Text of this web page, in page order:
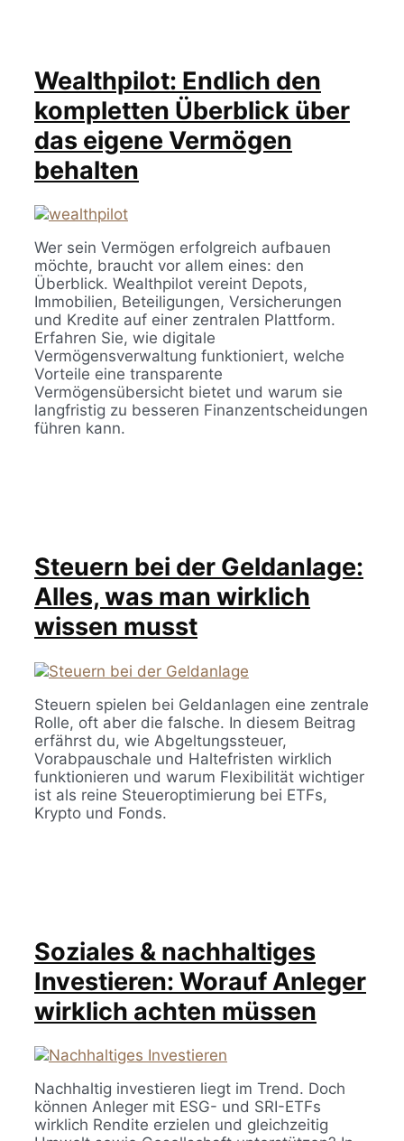
Wealthpilot: Endlich den
kompletten Überblick über
das eigene Vermögen
behalten
Wer sein Vermögen erfolgreich aufbauen
möchte, braucht vor allem eines: den
Überblick. Wealthpilot vereint Depots,
Immobilien, Beteiligungen, Versicherungen
und Kredite auf einer zentralen Plattform.
Erfahren Sie, wie digitale
Vermögensverwaltung funktioniert, welche
Vorteile eine transparente
Vermögensübersicht bietet und warum sie
langfristig zu besseren Finanzentscheidungen
führen kann.
Steuern bei der Geldanlage:
Alles, was man wirklich
wissen musst
Steuern spielen bei Geldanlagen eine zentrale
Rolle, oft aber die falsche. In diesem Beitrag
erfährst du, wie Abgeltungssteuer,
Vorabpauschale und Haltefristen wirklich
funktionieren und warum Flexibilität wichtiger
ist als reine Steueroptimierung bei ETFs,
Krypto und Fonds.
Soziales & nachhaltiges
Investieren: Worauf Anleger
wirklich achten müssen
Nachhaltig investieren liegt im Trend. Doch
können Anleger mit ESG- und SRI-ETFs
wirklich Rendite erzielen und gleichzeitig